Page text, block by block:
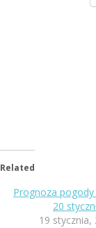
Related
Prognoza
20
19 stycznia,